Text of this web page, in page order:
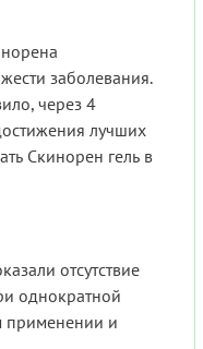
заболевания.
через 4
лучших
Скинорен гель в
отсутствие
однократной
применении и